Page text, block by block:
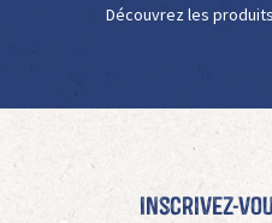
Découvrez les
Inscrivez-